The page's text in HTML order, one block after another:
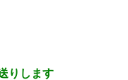
りします